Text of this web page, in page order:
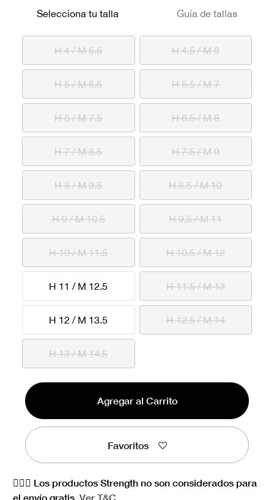
Selecciona tu talla Guía de tallas
H 4 / M 5.5 H 4.5 / M 6
H 5 / M 6.5 H 5.5 / M 7
H 6 / M 7.5 H 6.5 / M 8
H 7 / M 8.5 H 7.5 / M 9
H 8 / M 9.5 H 8.5 / M 10
H 9 / M 10.5 H 9.5 / M 11
H 10 / M 11.5 H 10.5 / M 12
H 11 / M 12.5 H 11.5 / M 13
H 12 / M 13.5 H 12.5 / M 14
H 13 / M 14.5
Agregar al Carrito
Favoritos
🏋🏻‍♀️ Los productos Strength no son considerados para
el envío gratis. Ver T&C.